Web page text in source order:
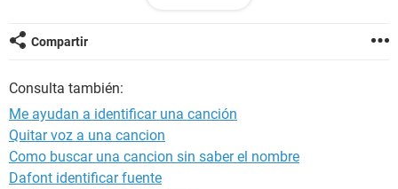
iPhone / Safari 16.4
Compartir
Consulta también:
Me ayudan a identificar una canción
Quitar voz a una cancion
Como buscar una cancion sin saber el nombre
Dafont identificar fuente